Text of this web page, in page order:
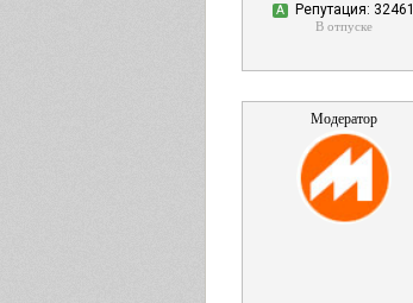
А Репутация: 32461
В отпуске
Модератор